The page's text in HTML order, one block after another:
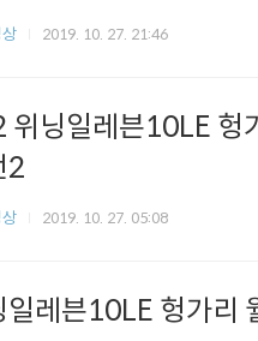
2019. 10. 27. 21:46
위닝일레븐10LE 헝
2
2019. 10. 27. 05:08
일레븐10LE 헝가리